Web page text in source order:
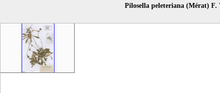
Pilosella peleteriana (Mérat)